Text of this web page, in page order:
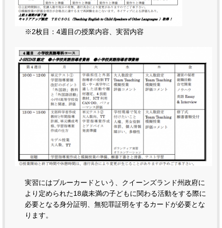
※2枚目：4週目の授業内容、実習内容
実習にはブルーカードという、クイーンズランド州政府に
より定められた18歳未満の子どもに関わる活動をする際に
必要となる身分証明、無犯罪証明をするカードが必要とな
ります。